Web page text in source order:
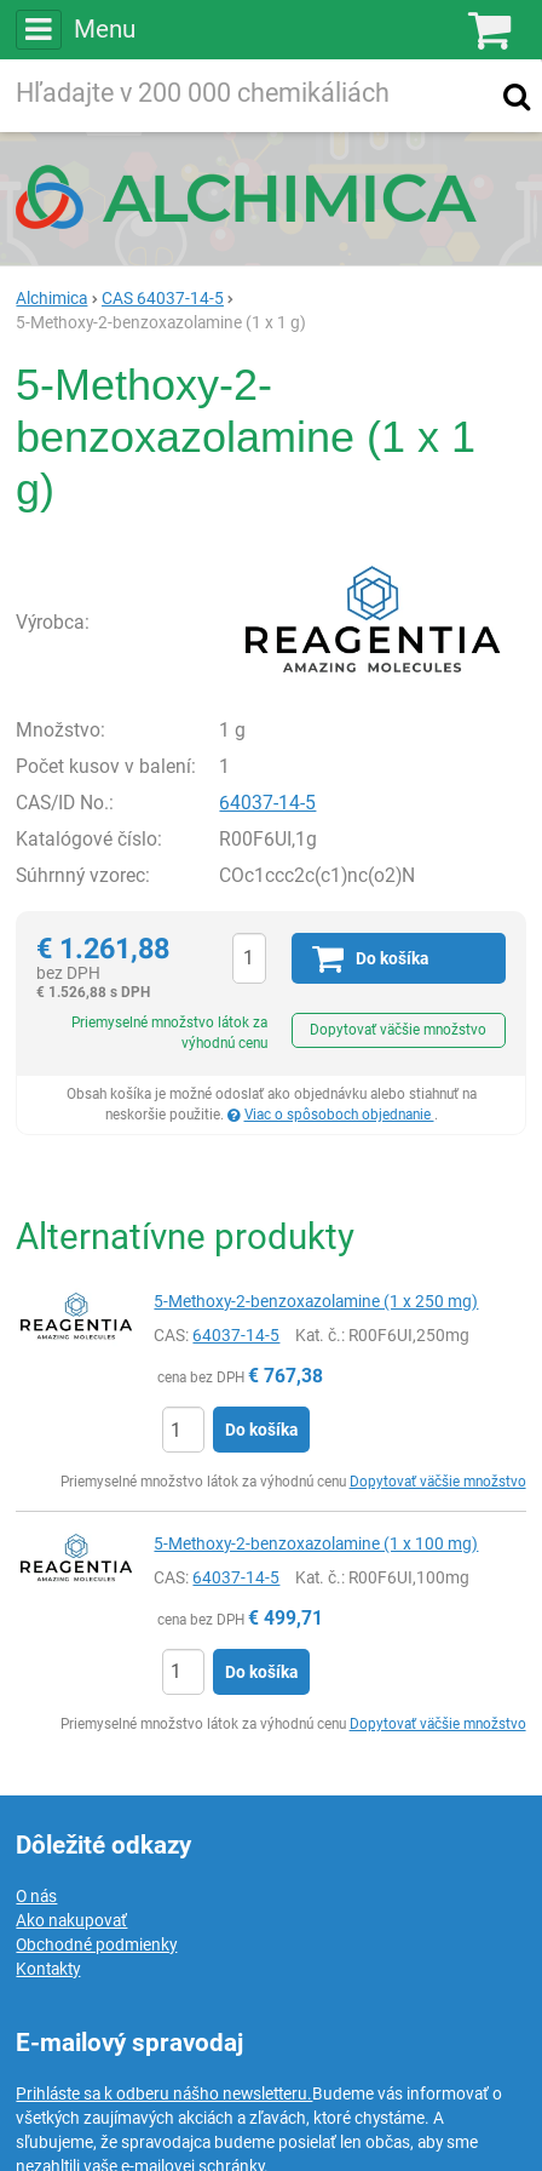
Menu
Vyhľadávanie
Alchimica
CAS 64037-14-5
5-Methoxy-2-benzoxazolamine (1 x 1 g)
5-Methoxy-2-
benzoxazolamine (1 x 1
g)
Výrobca:
Množstvo:
1 g
Počet kusov v balení:
1
CAS/ID No.:
64037-14-5
Katalógové číslo:
R00F6UI,1g
Súhrnný vzorec:
COc1ccc2c(c1)nc(o2)N
€ 1.261,88
bez DPH
€ 1.526,88 s DPH
Do košíka
Priemyselné množstvo látok za
výhodnú cenu
Dopytovať väčšie množstvo
Obsah košíka je možné odoslať ako objednávku alebo stiahnuť na
neskoršie použitie.
Viac o spôsoboch objednanie .
Alternatívne produkty
5-Methoxy-2-benzoxazolamine (1 x 250 mg)
CAS:64037-14-5 Kat. č.: R00F6UI,250mg
cena bez DPH € 767,38
Do košíka
Priemyselné množstvo látok za výhodnú cenu Dopytovať väčšie množstvo
5-Methoxy-2-benzoxazolamine (1 x 100 mg)
CAS:64037-14-5 Kat. č.: R00F6UI,100mg
cena bez DPH € 499,71
Do košíka
Priemyselné množstvo látok za výhodnú cenu Dopytovať väčšie množstvo
Dôležité odkazy
O nás
Ako nakupovať
Obchodné podmienky
Kontakty
E-mailový spravodaj
Prihláste sa k odberu nášho newsletteru.Budeme vás informovať o
všetkých zaujímavých akciách a zľavách, ktoré chystáme. A
sľubujeme, že spravodajca budeme posielať len občas, aby sme
nezahltili vaše e-mailovej schránky.